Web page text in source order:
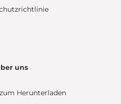
uns
Herunterladen